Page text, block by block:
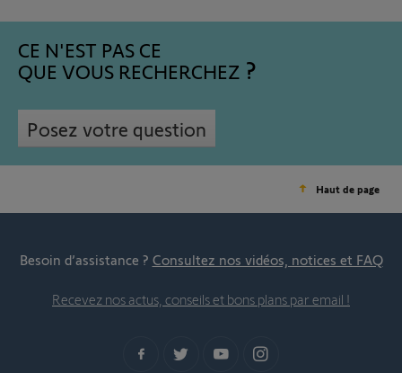
CE N'EST PAS CE
QUE VOUS RECHERCHEZ
Posez votre question
Haut de page
Besoin d’assistance ? Consultez nos vidéos, notices et FAQ
Recevez nos actus, conseils et bons plans par email !